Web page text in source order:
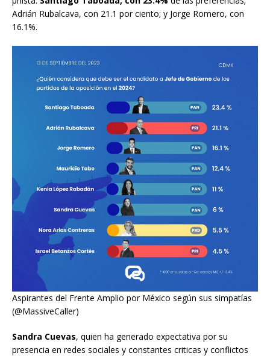
Adrián Rubalcava, con 21.1 por ciento; y Jorge Romero, con
16.1%.
Aspirantes del Frente Amplio por México según sus simpatías
(@MassiveCaller)
Sandra Cuevas, quien ha generado expectativa por su
presencia en redes sociales y constantes criticas y conflictos